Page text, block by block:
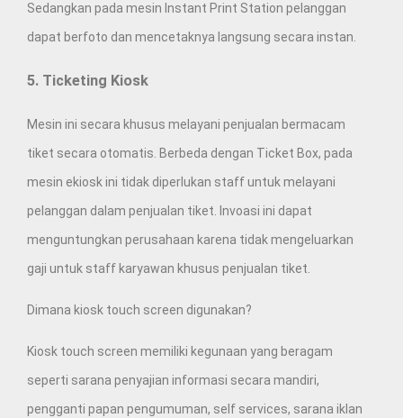
Sedangkan pada mesin Instant Print Station pelanggan
dapat berfoto dan mencetaknya langsung secara instan.
5. Ticketing Kiosk
Mesin ini secara khusus melayani penjualan bermacam
tiket secara otomatis. Berbeda dengan Ticket Box, pada
mesin ekiosk ini tidak diperlukan staff untuk melayani
pelanggan dalam penjualan tiket. Invoasi ini dapat
menguntungkan perusahaan karena tidak mengeluarkan
gaji untuk staff karyawan khusus penjualan tiket.
Dimana kiosk touch screen digunakan?
Kiosk touch screen memiliki kegunaan yang beragam
seperti sarana penyajian informasi secara mandiri,
pengganti papan pengumuman, self services, sarana iklan